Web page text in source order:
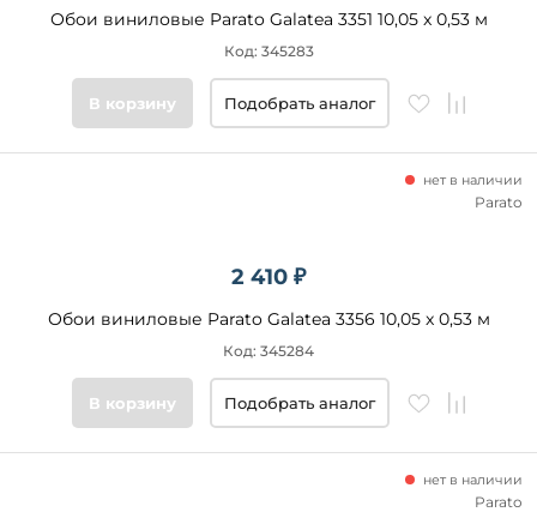
Обои виниловые Parato Galatea 3351 10,05 x 0,53 м
Код: 345283
В корзину Подобрать аналог
2 410 ₽
Обои виниловые Parato Galatea 3356 10,05 x 0,53 м
нет в наличии
Код: 345284
Parato
В корзину Подобрать аналог
нет в наличии
Parato